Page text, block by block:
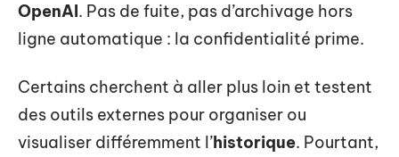
OpenAI. Pas de fuite, pas d’archivage hors
ligne automatique : la confidentialité prime.
Certains cherchent à aller plus loin et testent
des outils externes pour organiser ou
visualiser différemment l’historique. Pourtant,